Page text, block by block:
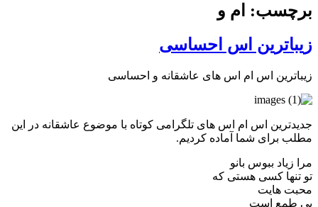
برچسب: ام و
زیباترین اس احساسی
زیباترین اس ام اس های عاشقانه و احساسی
جدیدترین اس ام اس های تلگرامی کوتاه با موضوع عاشقانه در این
مطلب برای شما آماده کردیم.
مرا زیاد ببوس بانو
تو تنها کسی هستی که
محبت هایت
بی طمع است